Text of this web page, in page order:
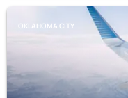
OKLAHOMA CITY